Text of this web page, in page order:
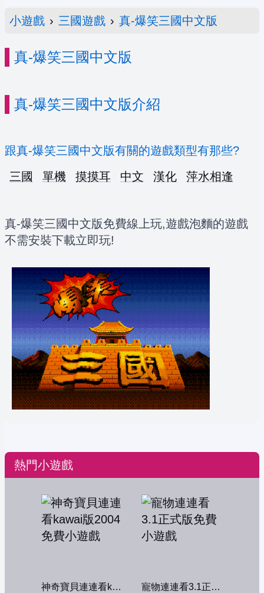
小遊戲 › 三國遊戲 › 真-爆笑三國中文版
真-爆笑三國中文版
真-爆笑三國中文版介紹
跟真-爆笑三國中文版有關的遊戲類型有那些?
三國
單機 摸摸耳 中文 漢化 萍水相逢
真-爆笑三國中文版免費線上玩,遊戲泡麵的遊戲
不需安裝下載立即玩!
熱門小遊戲
神奇寶貝連連看kawai版2004 寵物連連看3.1正式版